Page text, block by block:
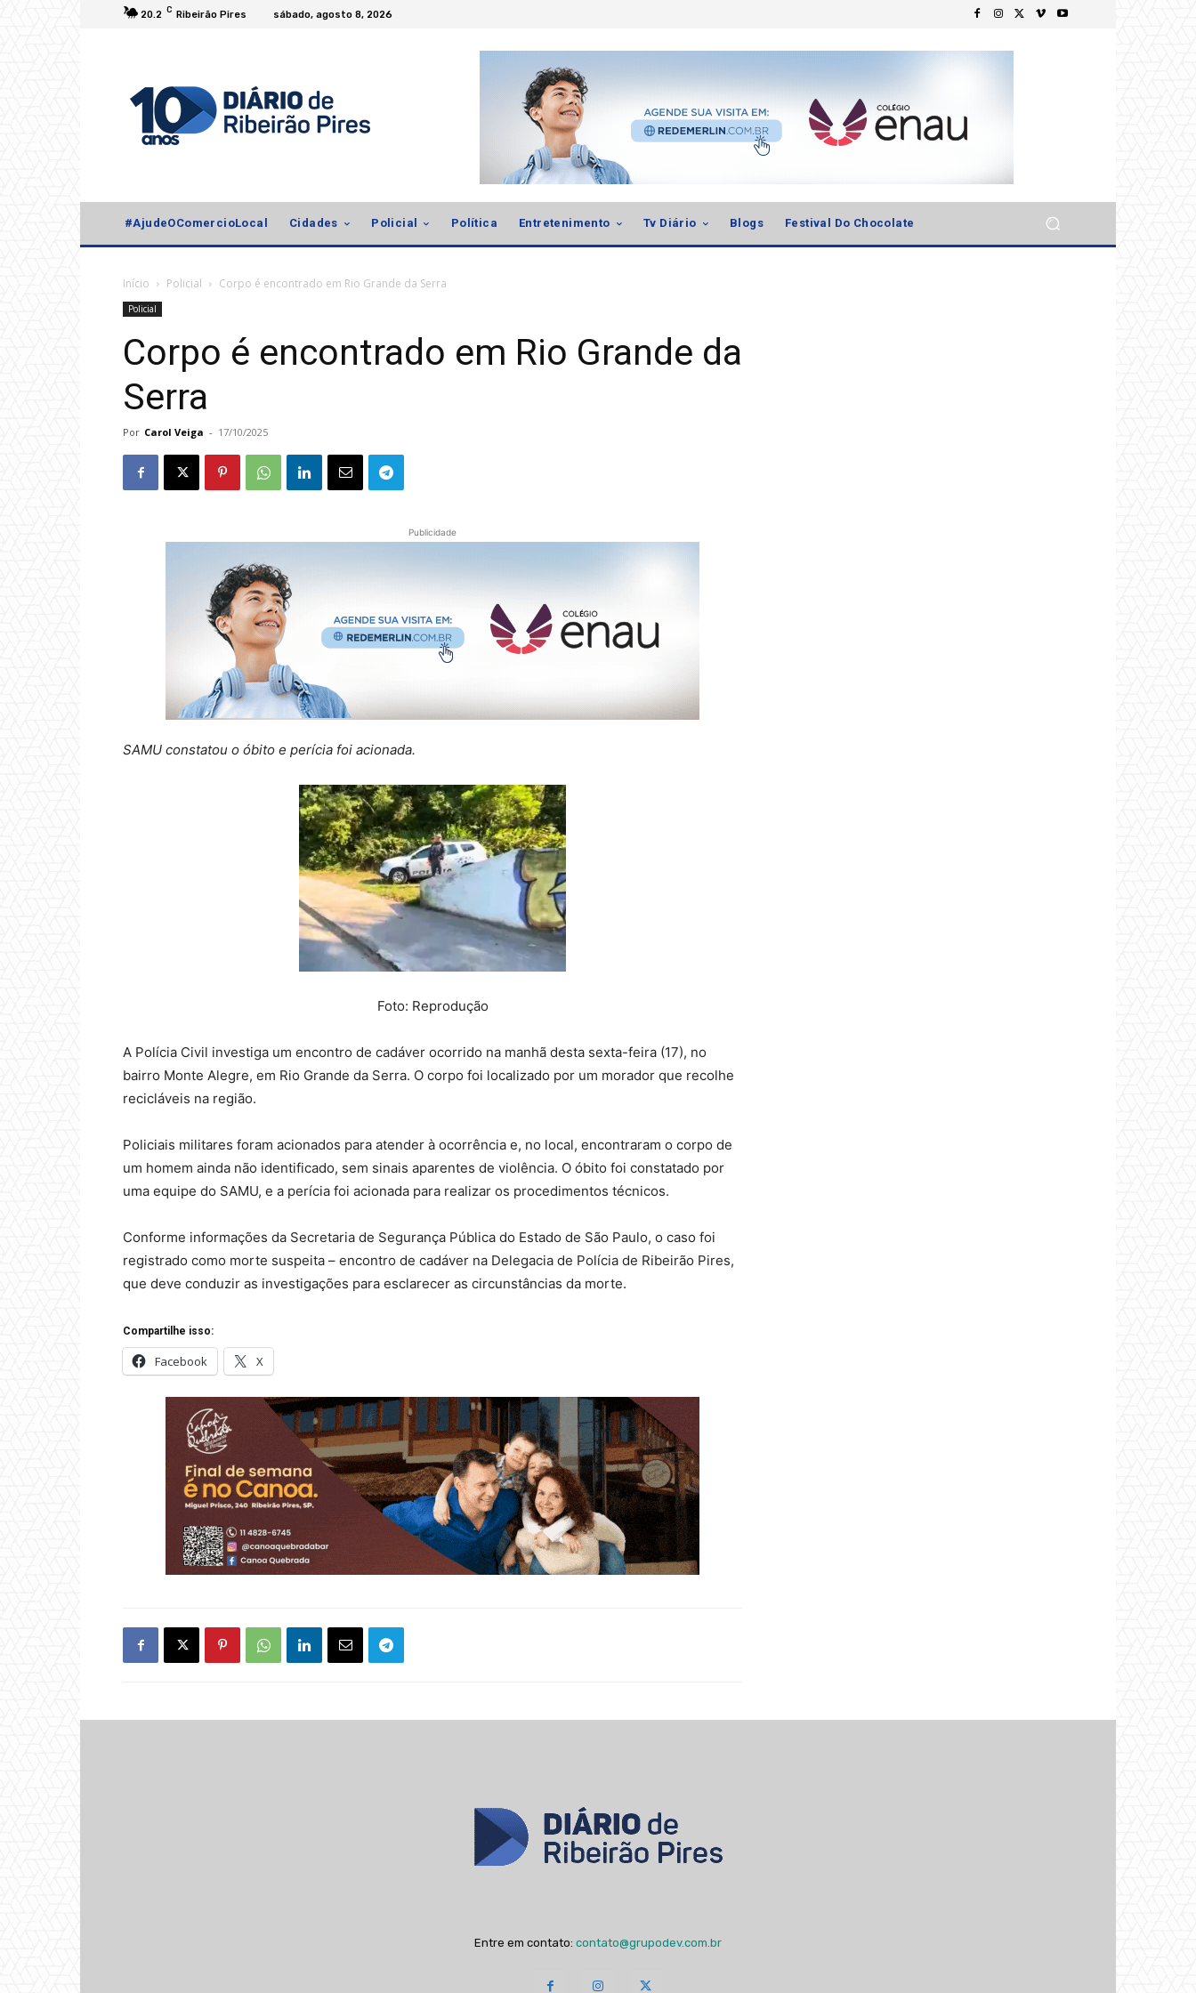
20.2 C Ribeirão Pires sábado, agosto 8, 2026
#AjudeOComercioLocal Cidades Policial Política Entretenimento Tv Diário Blogs Festival Do Chocolate
Início Policial Corpo é encontrado em Rio Grande da Serra
Policial
Corpo é encontrado em Rio Grande da
Serra
Por Carol Veiga - 17/10/2025
Publicidade
SAMU constatou o óbito e perícia foi acionada.
Foto: Reprodução
A Polícia Civil investiga um encontro de cadáver ocorrido na manhã desta sexta-feira (17), no
bairro Monte Alegre, em Rio Grande da Serra. O corpo foi localizado por um morador que recolhe
recicláveis na região.
Policiais militares foram acionados para atender à ocorrência e, no local, encontraram o corpo de
um homem ainda não identificado, sem sinais aparentes de violência. O óbito foi constatado por
uma equipe do SAMU, e a perícia foi acionada para realizar os procedimentos técnicos.
Conforme informações da Secretaria de Segurança Pública do Estado de São Paulo, o caso foi
registrado como morte suspeita – encontro de cadáver na Delegacia de Polícia de Ribeirão Pires,
que deve conduzir as investigações para esclarecer as circunstâncias da morte.
Compartilhe isso:
Facebook X
Entre em contato: contato@grupodev.com.br